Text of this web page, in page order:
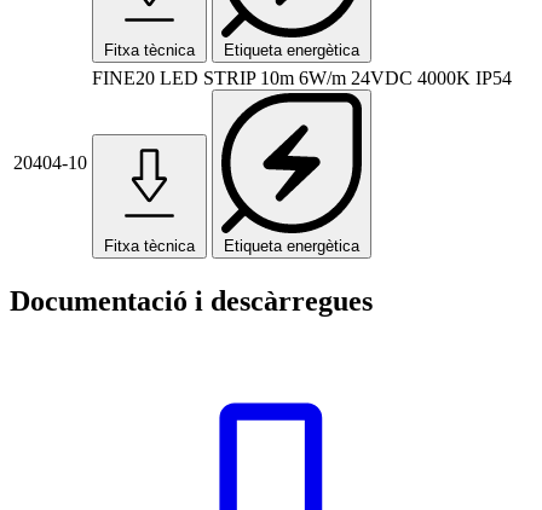
Fitxa tècnica Etiqueta energètica
20404-10
FINE20 LED STRIP 10m 6W/m 24VDC 4000K IP54
Fitxa tècnica Etiqueta energètica
Documentació i descàrregues